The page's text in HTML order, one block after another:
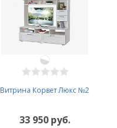
Витрина Корвет Люкс №2
33 950 руб.